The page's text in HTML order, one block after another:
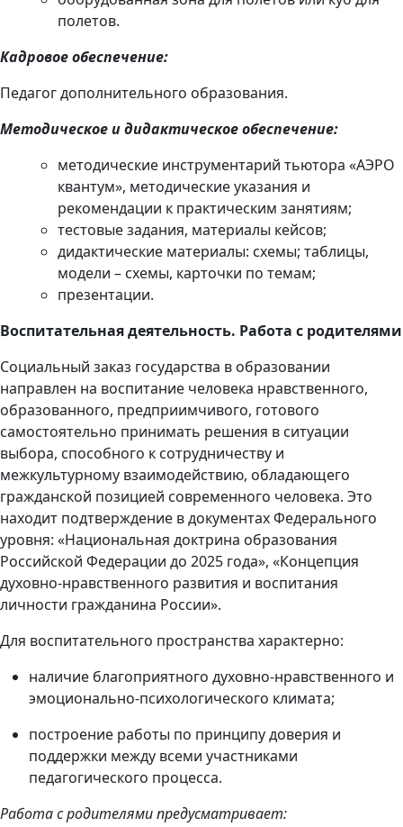
полетов.
Кадровое обеспечение:
Педагог дополнительного образования.
Методическое и дидактическое обеспечение:
методические инструментарий тьютора «АЭРО
квантум», методические указания и
рекомендации к практическим занятиям;
тестовые задания, материалы кейсов;
дидактические материалы: схемы; таблицы,
модели – схемы, карточки по темам;
презентации.
Воспитательная деятельность. Работа с родителями
Социальный заказ государства в образовании
направлен на воспитание человека нравственного,
образованного, предприимчивого, готового
самостоятельно принимать решения в ситуации
выбора, способного к сотрудничеству и
межкультурному взаимодействию, обладающего
гражданской позицией современного человека. Это
находит подтверждение в документах Федерального
уровня: «Национальная доктрина образования
Российской Федерации до 2025 года», «Концепция
духовно-нравственного развития и воспитания
личности гражданина России».
Для воспитательного пространства характерно:
наличие благоприятного духовно-нравственного и
эмоционально-психологического климата;
построение работы по принципу доверия и
поддержки между всеми участниками
педагогического процесса.
Работа с родителями предусматривает: